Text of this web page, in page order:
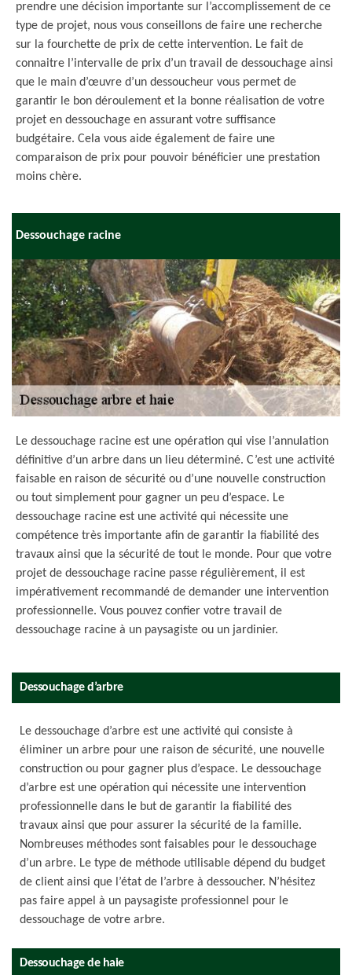
prendre une décision importante sur l’accomplissement de ce
type de projet, nous vous conseillons de faire une recherche
sur la fourchette de prix de cette intervention. Le fait de
connaitre l’intervalle de prix d’un travail de dessouchage ainsi
que le main d’œuvre d’un dessoucheur vous permet de
garantir le bon déroulement et la bonne réalisation de votre
projet en dessouchage en assurant votre suffisance
budgétaire. Cela vous aide également de faire une
comparaison de prix pour pouvoir bénéficier une prestation
moins chère.
Dessouchage racine
Le dessouchage racine est une opération qui vise l’annulation
définitive d’un arbre dans un lieu déterminé. C’est une activité
faisable en raison de sécurité ou d’une nouvelle construction
ou tout simplement pour gagner un peu d’espace. Le
dessouchage racine est une activité qui nécessite une
compétence très importante afin de garantir la fiabilité des
travaux ainsi que la sécurité de tout le monde. Pour que votre
projet de dessouchage racine passe régulièrement, il est
impérativement recommandé de demander une intervention
professionnelle. Vous pouvez confier votre travail de
dessouchage racine à un paysagiste ou un jardinier.
Dessouchage d’arbre
Le dessouchage d’arbre est une activité qui consiste à
éliminer un arbre pour une raison de sécurité, une nouvelle
construction ou pour gagner plus d’espace. Le dessouchage
d’arbre est une opération qui nécessite une intervention
professionnelle dans le but de garantir la fiabilité des
travaux ainsi que pour assurer la sécurité de la famille.
Nombreuses méthodes sont faisables pour le dessouchage
d’un arbre. Le type de méthode utilisable dépend du budget
de client ainsi que l’état de l’arbre à dessoucher. N’hésitez
pas faire appel à un paysagiste professionnel pour le
dessouchage de votre arbre.
Dessouchage de haie